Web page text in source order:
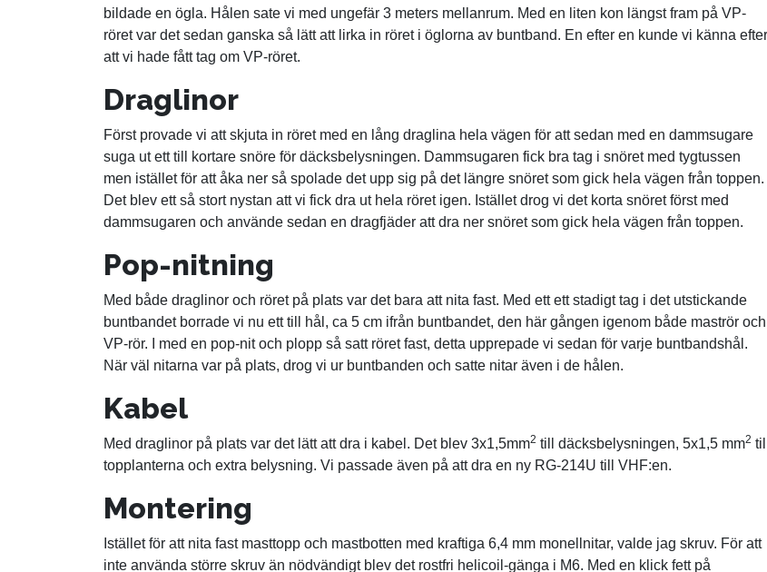
bildade en ögla. Hålen sate vi med ungefär 3 meters mellanrum. Med en liten kon längst fram på VP-
röret var det sedan ganska så lätt att lirka in röret i öglorna av buntband. En efter en kunde vi känna efter
att vi hade fått tag om VP-röret.
Draglinor
Först provade vi att skjuta in röret med en lång draglina hela vägen för att sedan med en dammsugare
suga ut ett till kortare snöre för däcksbelysningen. Dammsugaren fick bra tag i snöret med tygtussen
men istället för att åka ner så spolade det upp sig på det längre snöret som gick hela vägen från toppen.
Det blev ett så stort nystan att vi fick dra ut hela röret igen. Istället drog vi det korta snöret först med
dammsugaren och använde sedan en dragfjäder att dra ner snöret som gick hela vägen från toppen.
Pop-nitning
Med både draglinor och röret på plats var det bara att nita fast. Med ett ett stadigt tag i det utstickande
buntbandet borrade vi nu ett till hål, ca 5 cm ifrån buntbandet, den här gången igenom både maströr och
VP-rör. I med en pop-nit och plopp så satt röret fast, detta upprepade vi sedan för varje buntbandshål.
När väl nitarna var på plats, drog vi ur buntbanden och satte nitar även i de hålen.
Kabel
Med draglinor på plats var det lätt att dra i kabel. Det blev 3x1,5mm2 till däcksbelysningen, 5x1,5 mm2 till
topplanterna och extra belysning. Vi passade även på att dra en ny RG-214U till VHF:en.
Montering
Istället för att nita fast masttopp och mastbotten med kraftiga 6,4 mm monellnitar, valde jag skruv. För att
inte använda större skruv än nödvändigt blev det rostfri helicoil-gänga i M6. Med en klick fett på